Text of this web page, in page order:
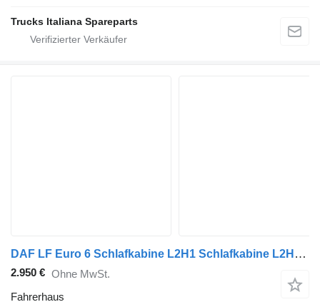
Trucks Italiana Spareparts
DAF LF Euro 6 Schlafkabine L2H1 Schlafkabine L2H1 1708722 Fahrerhaus für DAF LF Euro 6 LKW
2.950 € Ohne MwSt.
Fahrerhaus